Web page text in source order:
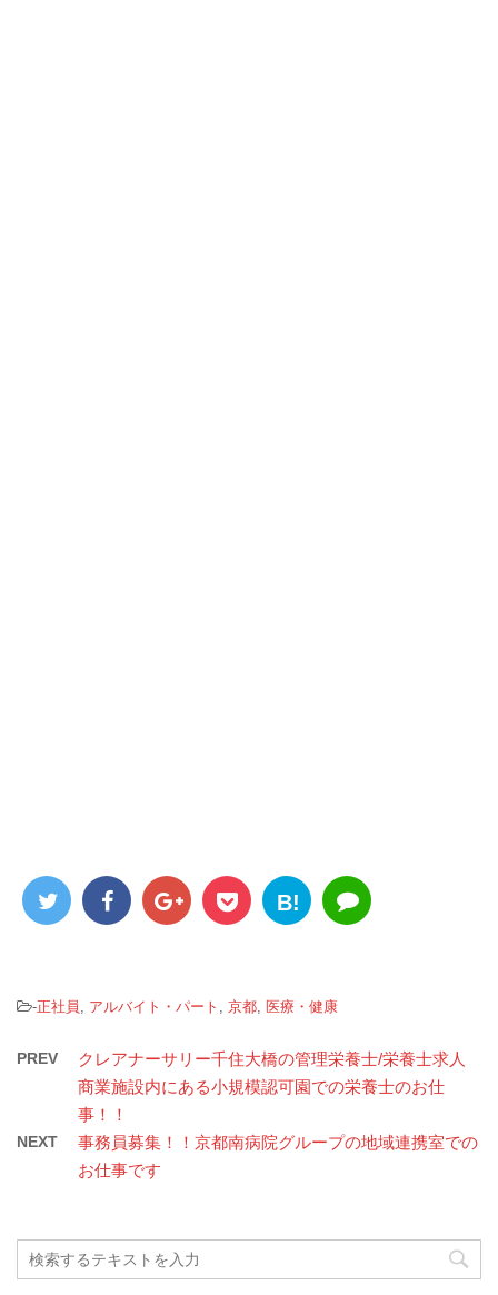
B!
-正社員 , アルバイト・パート , 京都, 医療・健康
PREV
クレアナーサリー千住大橋の管理栄養士/栄養士求人
商業施設内にある小規模認可園での栄養士のお仕
事！！
NEXT
事務員募集！！京都南病院グループの地域連携室での
お仕事です